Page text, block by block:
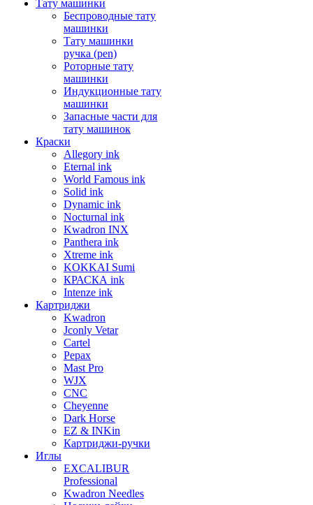
Тату машинки
Беспроводные тату
машинки
Тату машинки
ручка (pen)
Роторные тату
машинки
Индукционные тату
машинки
Запасные части для
тату машинок
Краски
Allegory ink
Eternal ink
World Famous ink
Solid ink
Dynamic ink
Nocturnal ink
Kwadron INX
Panthera ink
Xtreme ink
KOKKAI Sumi
КРАСКА ink
Intenze ink
Картриджи
Kwadron
Jconly Vetar
Cartel
Pepax
Mast Pro
WJX
CNC
Cheyenne
Dark Horse
EZ & INKin
Картриджи-ручки
Иглы
EXCALIBUR
Professional
Kwadron Needles